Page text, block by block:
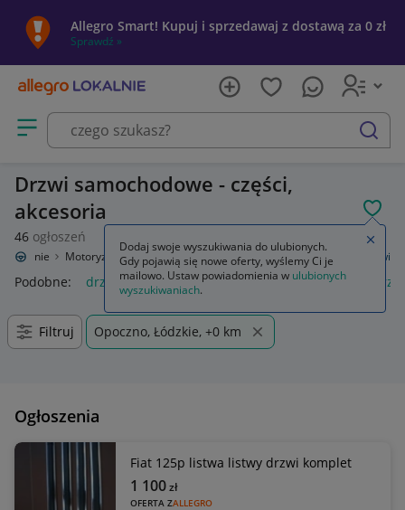
Allegro Smart! Kupuj i sprzedawaj z dostawą za 0 zł
Sprawdź »
Otwórz menu z kategoriami
szukaj
Drzwi samochodowe - części,
akcesoria
46 ogłoszeń
Lokalnie Motoryzacja Części samochodowe Części karoserii Drzwi
Podobne: drzwi moskitiera na drzwi balkonowe drzwi
Filtruj Opoczno, Łódzkie, +0 km
Ogłoszenia
Fiat 125p listwa listwy drzwi komplet
OFERTA ZALLEGRO
1 100zł
Dodaj swoje wyszukiwania do ulubionych.
Gdy pojawią się nowe oferty, wyślemy Ci je
mailowo. Ustaw powiadomienia w ulubionych
wyszukiwaniach.